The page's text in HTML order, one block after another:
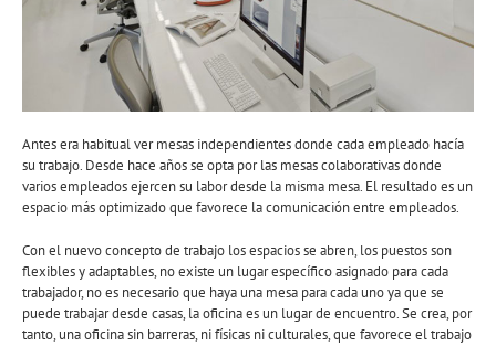
Antes era habitual ver mesas independientes donde cada empleado hacía
su trabajo. Desde hace años se opta por las mesas colaborativas donde
varios empleados ejercen su labor desde la misma mesa. El resultado es un
espacio más optimizado que favorece la comunicación entre empleados.
Con el nuevo concepto de trabajo los espacios se abren, los puestos son
flexibles y adaptables, no existe un lugar específico asignado para cada
trabajador, no es necesario que haya una mesa para cada uno ya que se
puede trabajar desde casas, la oficina es un lugar de encuentro. Se crea, por
tanto, una oficina sin barreras, ni físicas ni culturales, que favorece el trabajo